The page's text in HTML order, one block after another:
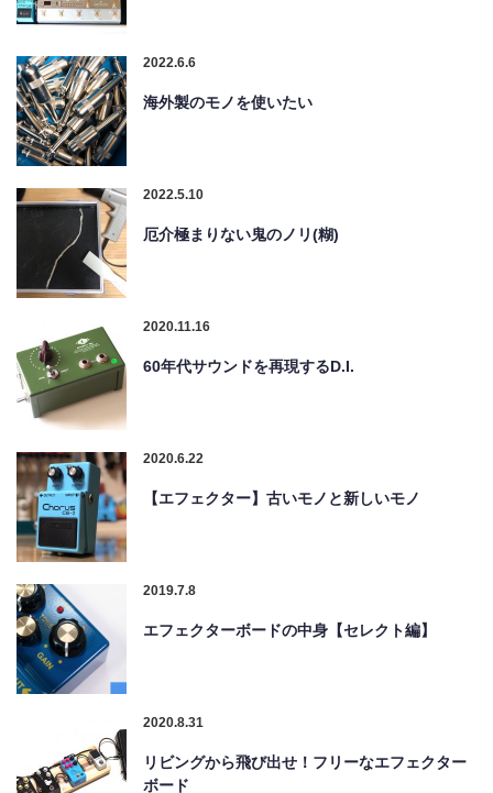
2022.6.6
海外製のモノを使いたい
2022.5.10
厄介極まりない鬼のノリ(糊)
2020.11.16
60年代サウンドを再現するD.I.
2020.6.22
【エフェクター】古いモノと新しいモノ
2019.7.8
エフェクターボードの中身【セレクト編】
2020.8.31
リビングから飛び出せ！フリーなエフェクター
ボード